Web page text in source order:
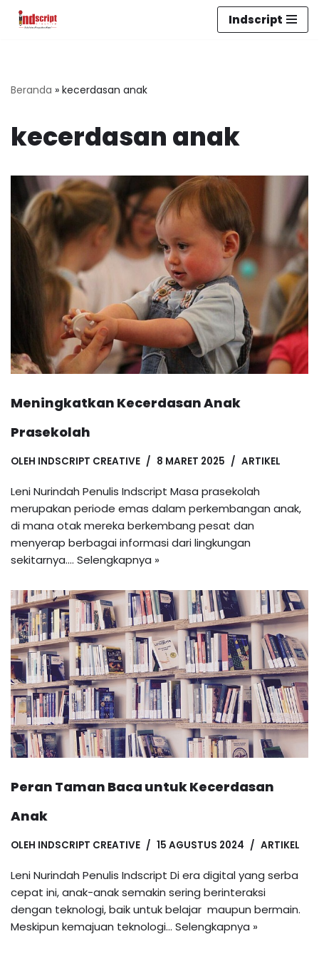
Indscript
Beranda » kecerdasan anak
kecerdasan anak
Meningkatkan Kecerdasan Anak
Prasekolah
OLEH INDSCRIPT CREATIVE 8 MARET 2025 ARTIKEL
Leni Nurindah Penulis Indscript Masa prasekolah
merupakan periode emas dalam perkembangan anak,
di mana otak mereka berkembang pesat dan
menyerap berbagai informasi dari lingkungan
sekitarnya.… Selengkapnya »
Peran Taman Baca untuk Kecerdasan
Anak
OLEH INDSCRIPT CREATIVE 15 AGUSTUS 2024 ARTIKEL
Leni Nurindah Penulis Indscript Di era digital yang serba
cepat ini, anak-anak semakin sering berinteraksi
dengan teknologi, baik untuk belajar maupun bermain.
Meskipun kemajuan teknologi… Selengkapnya »